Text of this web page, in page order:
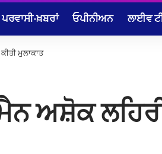
ਪਰਵਾਸੀ-ਖ਼ਬਰਾਂ ਓਪੀਨੀਅਨ ਲਾਈਵ
ਮੁਲਾਕਾਤ
ਅਸ਼ੋਕ ਲਹਿਰੀ